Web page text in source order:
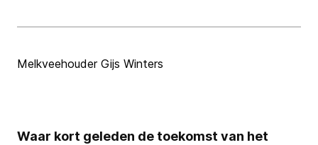
Melkveehouder Gijs Winters
Waar kort geleden de toekomst van het